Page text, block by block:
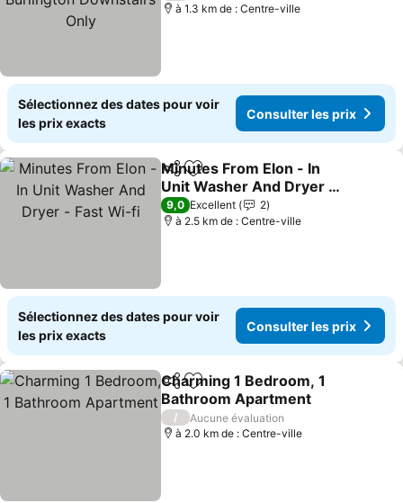
Only
à 1.3 km de : Centre-ville
Sélectionnez des dates pour voir
les prix exacts
Consulter les prix
PartagerAjouter à mes favoris
Minutes From Elon - In
Unit Washer And Dryer -
Fast Wi-fi
9,0 Excellent
2
à 2.5 km de : Centre-ville
Sélectionnez des dates pour voir
les prix exacts
Consulter les prix
PartagerAjouter à mes favoris
Charming 1 Bedroom, 1
Bathroom Apartment
/
Aucune évaluation
à 2.0 km de : Centre-ville